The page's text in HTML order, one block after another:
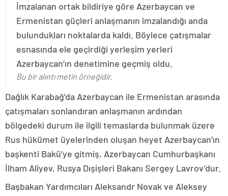
İmzalanan ortak bildiriye göre Azerbaycan ve
Ermenistan güçleri anlaşmanın imzalandığı anda
bulundukları noktalarda kaldı. Böylece çatışmalar
esnasında ele geçirdiği yerleşim yerleri
Azerbaycan’ın denetimine geçmiş oldu.
Bu bir alıntı metin örneğidir.
Dağlık Karabağ’da Azerbaycan ile Ermenistan arasında
çatışmaları sonlandıran anlaşmanın ardından
bölgedeki durum ile ilgili temaslarda bulunmak üzere
Rus hükümet üyelerinden oluşan heyet Azerbaycan’ın
başkenti Bakü’ye gitmiş, Azerbaycan Cumhurbaşkanı
İlham Aliyev, Rusya Dışişleri Bakanı Sergey Lavrov’dur.
Başbakan Yardımcıları Aleksandr Novak ve Aleksey